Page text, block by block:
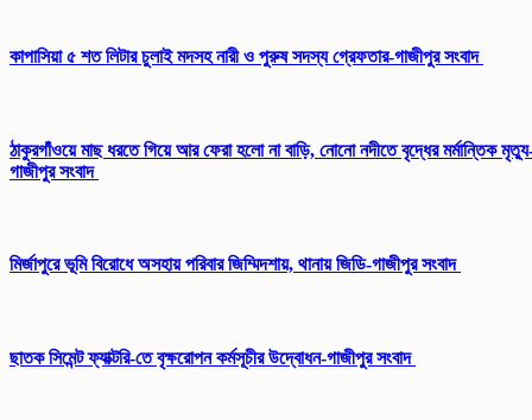
কাপাসিয়া ৫ শত লিটার চুলাই মদসহ নারী ও পুরুষ সদস্য গ্রেফতার-গাজীপুর সংবাদ
ঠাকুরগাঁওয়ে মাছ ধরতে গিয়ে আর ফেরা হলো না বাড়ি, নোনো নদীতে বৃদ্ধের মর্মান্তিক
গাজীপুর সংবাদ
মির্জাপুরে ভূমি বিরোধে অসহায় পরিবার জিম্মিদশায়, থানায় জিডি-গাজীপুর সংবাদ
ছাতক সিমেন্ট ফ্যাক্টরি-তে বৃক্ষরোপন কর্মসূচীর উদ্বোধন-গাজীপুর সংবাদ